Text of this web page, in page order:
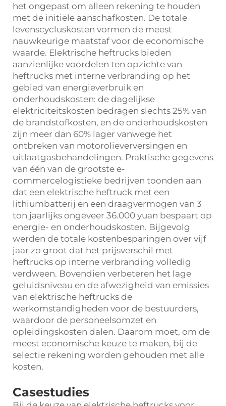
het ongepast om alleen rekening te houden
met de initiële aanschafkosten. De totale
levenscycluskosten vormen de meest
nauwkeurige maatstaf voor de economische
waarde. Elektrische heftrucks bieden
aanzienlijke voordelen ten opzichte van
heftrucks met interne verbranding op het
gebied van energieverbruik en
onderhoudskosten: de dagelijkse
elektriciteitskosten bedragen slechts 25% van
de brandstofkosten, en de onderhoudskosten
zijn meer dan 60% lager vanwege het
ontbreken van motorolieverversingen en
uitlaatgasbehandelingen. Praktische gegevens
van één van de grootste e-
commercelogistieke bedrijven toonden aan
dat een elektrische heftruck met een
lithiumbatterij en een draagvermogen van 3
ton jaarlijks ongeveer 36.000 yuan bespaart op
energie- en onderhoudskosten. Bijgevolg
werden de totale kostenbesparingen over vijf
jaar zo groot dat het prijsverschil met
heftrucks op interne verbranding volledig
verdween. Bovendien verbeteren het lage
geluidsniveau en de afwezigheid van emissies
van elektrische heftrucks de
werkomstandigheden voor de bestuurders,
waardoor de personeelsomzet en
opleidingskosten dalen. Daarom moet, om de
meest economische keuze te maken, bij de
selectie rekening worden gehouden met alle
kosten.
Casestudies